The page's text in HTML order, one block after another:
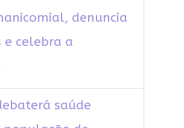
denuncia
e celebra a
saúde